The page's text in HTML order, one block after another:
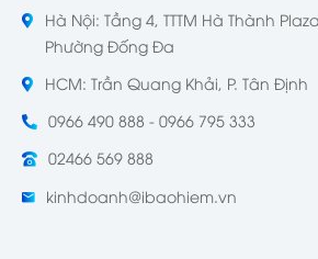
Hà Nội: Tầng 4, TTTM Hà Thành
Phường Đống Đa
HCM: Trần Quang Khải, P. Tân Định
0966 490 888 - 0966 795 333
02466 569 888
kinhdoanh@ibaohiem.vn